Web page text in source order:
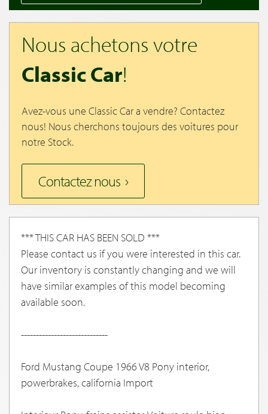
Nous achetons votre
Classic Car!
Avez-vous une Classic Car a vendre? Contactez
nous! Nous cherchons toujours des voitures pour
notre Stock.
Contactez nous
*** THIS CAR HAS BEEN SOLD ***
Please contact us if you were interested in this car.
Our inventory is constantly changing and we will
have similar examples of this model becoming
available soon.
-----------------------------
Ford Mustang Coupe 1966 V8 Pony interior,
powerbrakes, california Import